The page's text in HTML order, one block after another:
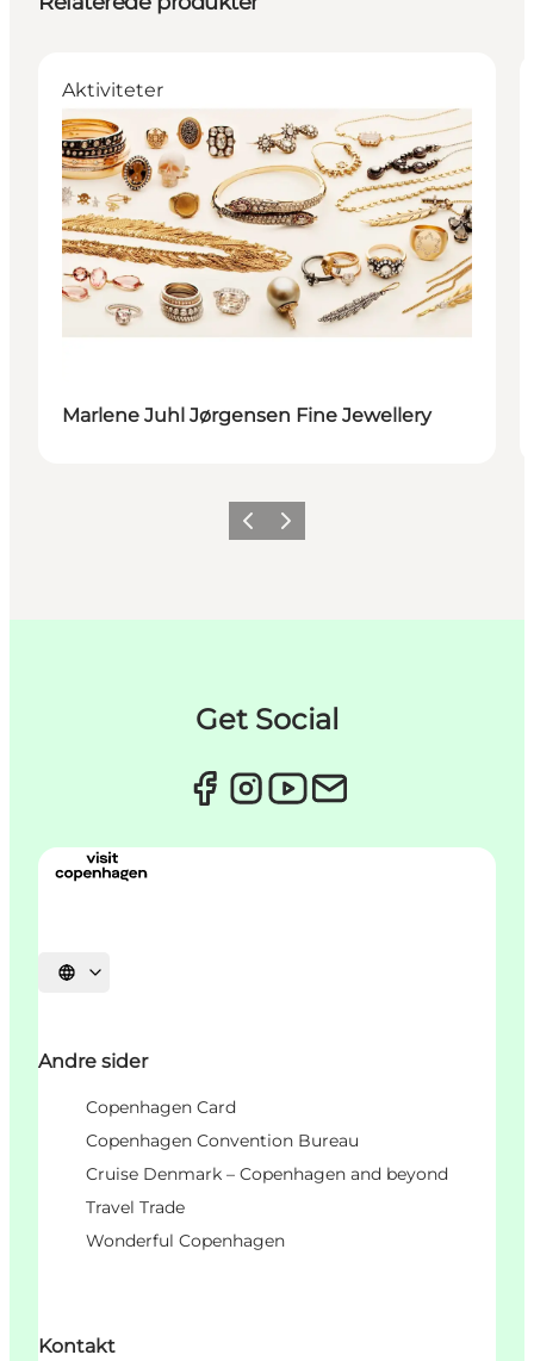
Aktiviteter
Marlene Juhl Jørgensen Fine Jewellery
ForrigeNæste
Get Social
Vælg sprog
Andre sider
Copenhagen Card
Copenhagen Convention Bureau
Cruise Denmark – Copenhagen and beyond
Travel Trade
Wonderful Copenhagen
Kontakt